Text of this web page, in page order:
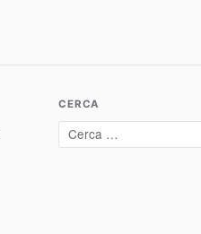
CERCA
Cerca: